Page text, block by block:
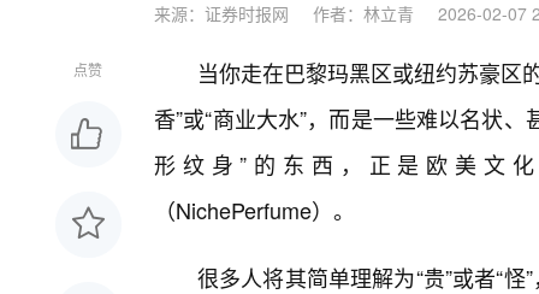
来源：证券时报网 作者：林立青 2026-02-07
点赞
当你走在巴黎玛黑区或纽约苏豪区
香”或“商业大水”，而是一些难以名状
形纹身”的东西，正是欧美文
（NichePerfume）。
很多人将其简单理解为“贵”或者“